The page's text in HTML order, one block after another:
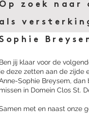
zoek
jij klaar voor de
deze zetten aan de zijde
Sophie Breysem,
in Domein Clos St.
met en naast onze